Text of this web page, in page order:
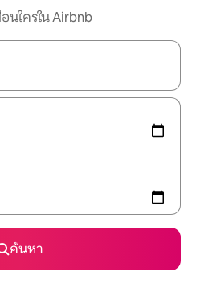
ใครใน Airbnb
ผัสหรือปัด เพื่อสำรวจผลการค้นหา
ค้นหา